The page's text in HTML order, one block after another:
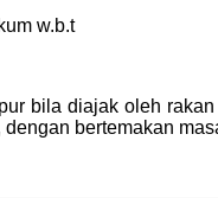
w.b.t
bila diajak oleh
bertemakan